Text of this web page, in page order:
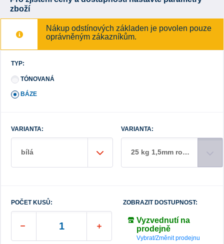
zboží
Nákup odstínových základen je povolen pouze
oprávněným zákazníkům.
TYP:
TÓNOVANÁ
BÁZE
VARIANTA:
bílá
VARIANTA:
25 kg 1,5mm roztíraná
POČET KUSŮ: ZOBRAZIT DOSTUPNOST:
Vyzvednutí na
prodejně
Vybrat/Změnit prodejnu